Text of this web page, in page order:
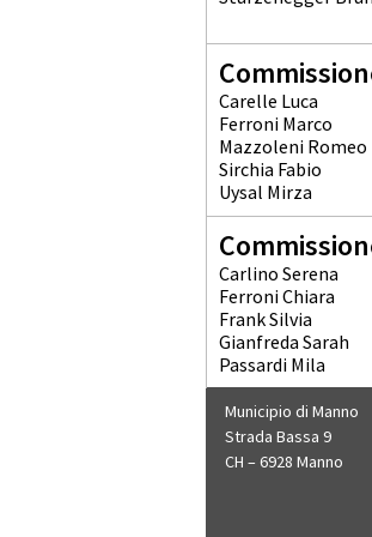
Carelle Luca
Ferroni Marco
Mazzoleni Romeo
Sirchia Fabio
Uysal Mirza
Carlino Serena
Ferroni Chiara
Frank Silvia
Gianfreda Sarah
Passardi Mila
Municipio di Manno
Strada Bassa 9
CH – 6928 Manno